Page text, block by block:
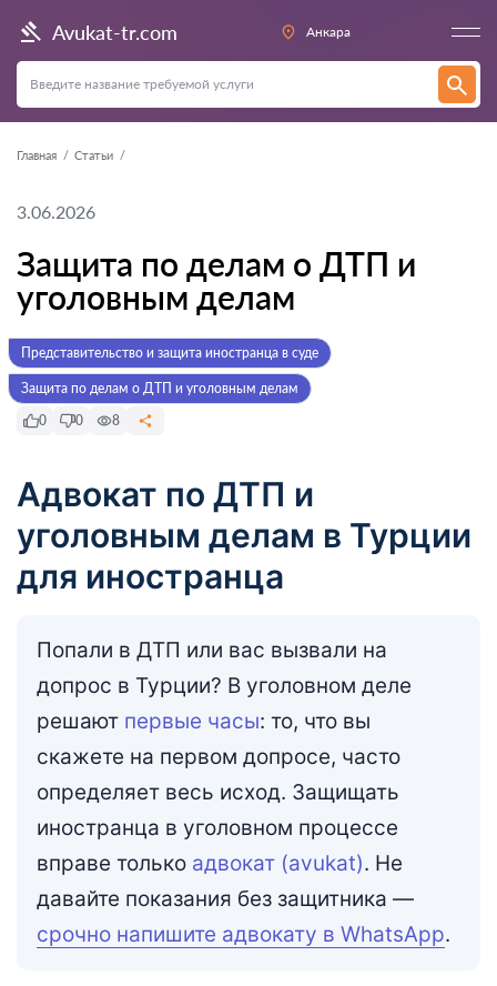
Avukat-tr.com Анкара
Главная Статьи
3.06.2026
Защита по делам о ДТП и
уголовным делам
Представительство и защита иностранца в суде
Защита по делам о ДТП и уголовным делам
0
0 8
Адвокат по ДТП и
уголовным делам в Турции
для иностранца
Попали в ДТП или вас вызвали на
допрос в Турции? В уголовном деле
решают первые часы: то, что вы
скажете на первом допросе, часто
определяет весь исход. Защищать
иностранца в уголовном процессе
вправе только адвокат (avukat). Не
давайте показания без защитника —
срочно напишите адвокату в WhatsApp.